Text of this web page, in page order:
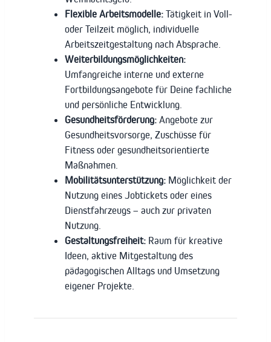
Flexible Arbeitsmodelle: Tätigkeit in Voll-
oder Teilzeit möglich, individuelle
Arbeitszeitgestaltung nach Absprache.
Weiterbildungsmöglichkeiten:
Umfangreiche interne und externe
Fortbildungsangebote für Deine fachliche
und persönliche Entwicklung.
Gesundheitsförderung: Angebote zur
Gesundheitsvorsorge, Zuschüsse für
Fitness oder gesundheitsorientierte
Maßnahmen.
Mobilitätsunterstützung: Möglichkeit der
Nutzung eines Jobtickets oder eines
Dienstfahrzeugs – auch zur privaten
Nutzung.
Gestaltungsfreiheit: Raum für kreative
Ideen, aktive Mitgestaltung des
pädagogischen Alltags und Umsetzung
eigener Projekte.